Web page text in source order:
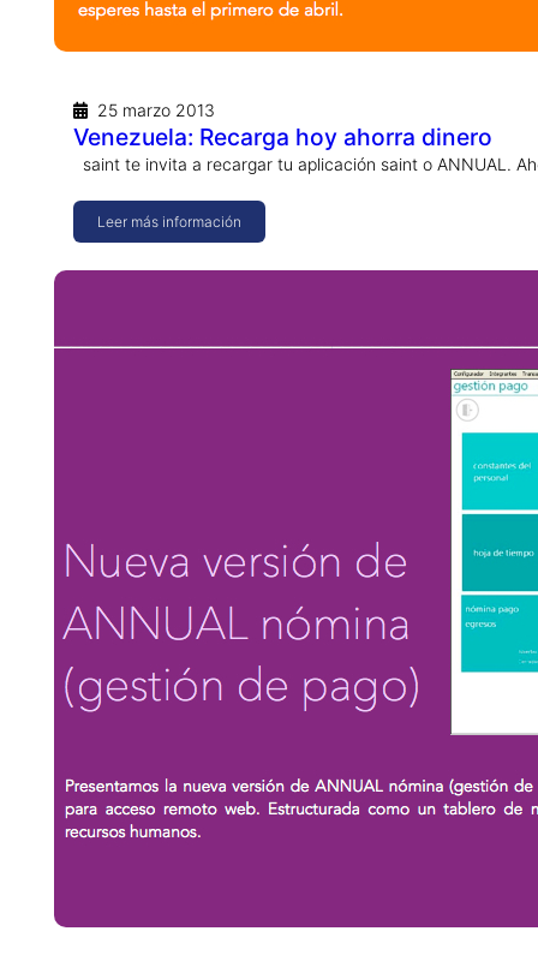
25 marzo 2013
Venezuela: Recarga hoy ahorra dinero
saint te invita a recargar tu aplicación saint o ANNUAL.
Leer más información